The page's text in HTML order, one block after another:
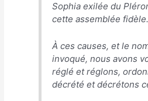
Sophia exilée du
cette assemblée fidèle.
À ces causes, et le
invoqué, nous avons
réglé et réglons,
décrété et décrétons